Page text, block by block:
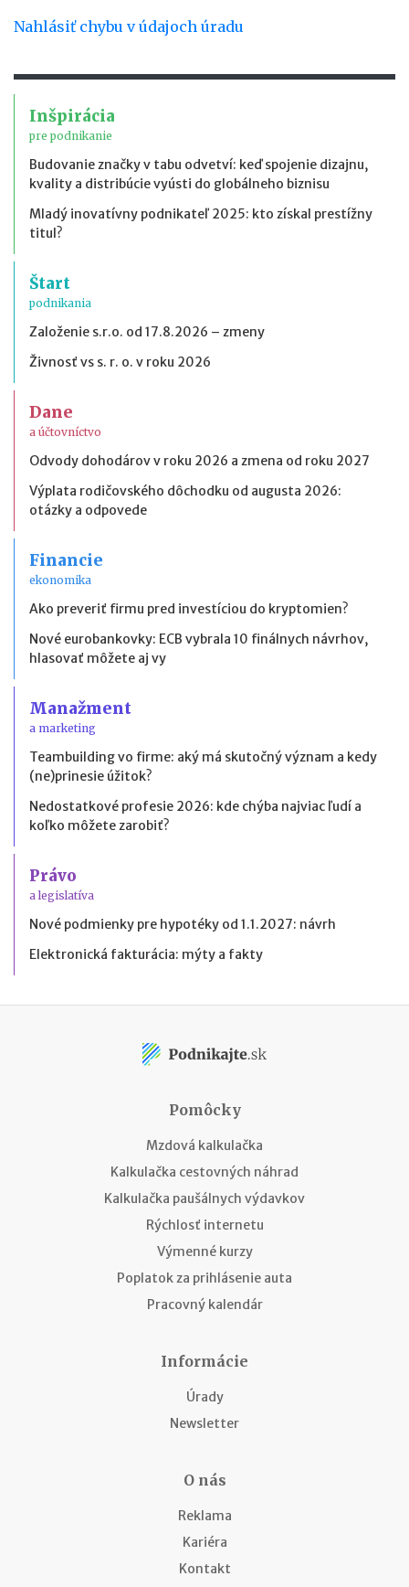
Nahlásiť chybu v údajoch úradu
Inšpirácia
pre podnikanie
Budovanie značky v tabu odvetví: keď spojenie dizajnu,
kvality a distribúcie vyústi do globálneho biznisu
Mladý inovatívny podnikateľ 2025: kto získal prestížny
titul?
Štart
podnikania
Založenie s.r.o. od 17.8.2026 – zmeny
Živnosť vs s. r. o. v roku 2026
Dane
a účtovníctvo
Odvody dohodárov v roku 2026 a zmena od roku 2027
Výplata rodičovského dôchodku od augusta 2026:
otázky a odpovede
Financie
ekonomika
Ako preveriť firmu pred investíciou do kryptomien?
Nové eurobankovky: ECB vybrala 10 finálnych návrhov,
hlasovať môžete aj vy
Manažment
a marketing
Teambuilding vo firme: aký má skutočný význam a kedy
(ne)prinesie úžitok?
Nedostatkové profesie 2026: kde chýba najviac ľudí a
koľko môžete zarobiť?
Právo
a legislatíva
Nové podmienky pre hypotéky od 1.1.2027: návrh
Elektronická fakturácia: mýty a fakty
Pomôcky
Mzdová kalkulačka
Kalkulačka cestovných náhrad
Kalkulačka paušálnych výdavkov
Rýchlosť internetu
Výmenné kurzy
Poplatok za prihlásenie auta
Pracovný kalendár
Informácie
Úrady
Newsletter
O nás
Reklama
Kariéra
Kontakt